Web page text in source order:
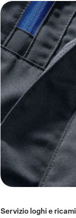
Servizio loghi e ricami